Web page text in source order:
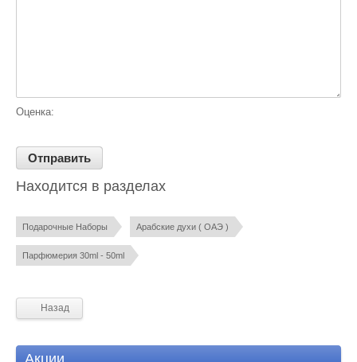
Акции
Оценка:
Находится в разделах
Подарочные Наборы Арабские духи ( ОАЭ )
Парфюмерия 30ml - 50ml
Назад